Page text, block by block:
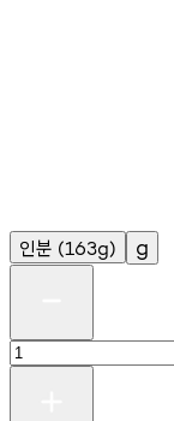
인분 (163g) g